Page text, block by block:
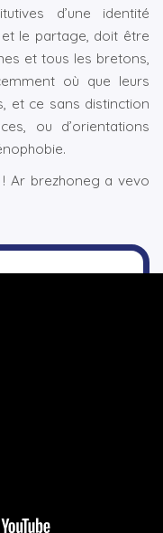
d’une identité
le partage, doit être
et tous les bretons,
où que leurs
et ce sans distinction
ou d’orientations
Ar brezhoneg a vevo